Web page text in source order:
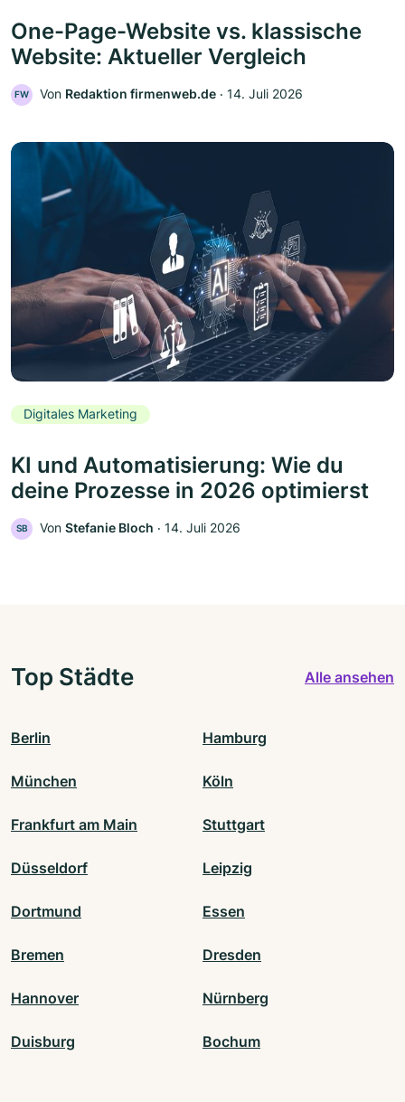
One-Page-Website vs. klassische
Website: Aktueller Vergleich
FW Von Redaktion firmenweb.de ‧ 14. Juli 2026
Digitales Marketing
KI und Automatisierung: Wie du
deine Prozesse in 2026 optimierst
SB Von Stefanie Bloch ‧ 14. Juli 2026
Top Städte Alle ansehen
Berlin Hamburg
München Köln
Frankfurt am Main Stuttgart
Düsseldorf Leipzig
Dortmund Essen
Bremen Dresden
Hannover Nürnberg
Duisburg Bochum